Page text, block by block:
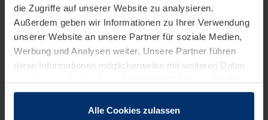
die Zugriffe auf unserer Website zu analysieren.
Außerdem geben wir Informationen zu Ihrer Verwendung
unserer Website an unsere Partner für soziale Medien,
Werbung und Analysen weiter. Unsere Partner führen
diese Informationen möglicherweise mit weiteren Daten
sie im Rahmen Ihrer Nutzung der Dienste gesammelt
Alle Cookies zulassen